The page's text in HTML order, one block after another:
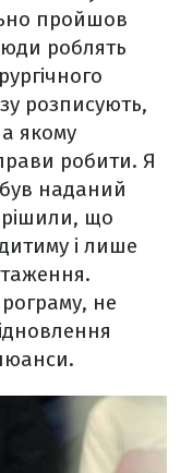
пройшов
роблять
розписують,
якому
робити. Я
наданий
що
і лише
не